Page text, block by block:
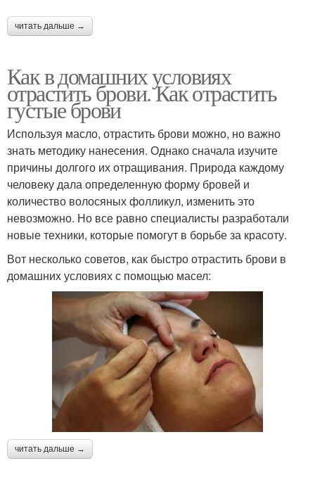
читать дальше →
Как в домашних условиях
отрастить брови. Как отрастить
густые брови
Используя масло, отрастить брови можно, но важно
знать методику нанесения. Однако сначала изучите
причины долгого их отращивания. Природа каждому
человеку дала определенную форму бровей и
количество волосяных фолликул, изменить это
невозможно. Но все равно специалисты разработали
новые техники, которые помогут в борьбе за красоту.
Вот несколько советов, как быстро отрастить брови в
домашних условиях с помощью масел:
читать дальше →